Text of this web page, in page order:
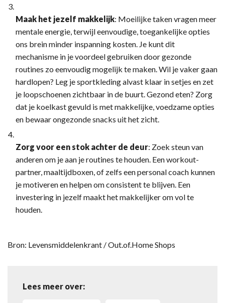
Maak het jezelf makkelijk: Moeilijke taken vragen meer
mentale energie, terwijl eenvoudige, toegankelijke opties
ons brein minder inspanning kosten. Je kunt dit
mechanisme in je voordeel gebruiken door gezonde
routines zo eenvoudig mogelijk te maken. Wil je vaker gaan
hardlopen? Leg je sportkleding alvast klaar in setjes en zet
je loopschoenen zichtbaar in de buurt. Gezond eten? Zorg
dat je koelkast gevuld is met makkelijke, voedzame opties
en bewaar ongezonde snacks uit het zicht.
Zorg voor een stok achter de deur: Zoek steun van
anderen om je aan je routines te houden. Een workout-
partner, maaltijdboxen, of zelfs een personal coach kunnen
je motiveren en helpen om consistent te blijven. Een
investering in jezelf maakt het makkelijker om vol te
houden.
Bron: Levensmiddelenkrant / Out.of.Home Shops
Lees meer over: